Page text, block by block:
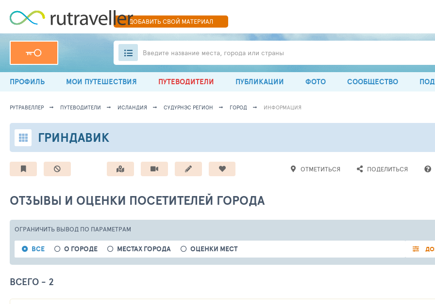
ДОБАВИТЬСВОЙ МАТЕРИАЛ
Введите название места, города или страны
ПРОФИЛЬ МОИ ПУТЕШЕСТВИЯ ПУТЕВОДИТЕЛИ ПУБЛИКАЦИИ ФОТО СООБЩЕСТВО
РУТРАВЕЛЛЕР ПУТЕВОДИТЕЛИ ИСЛАНДИЯ СУДУРНЭС РЕГИОН ГОРОД ИНФОРМАЦИЯ
ГРИНДАВИК
ОТМЕТИТЬСЯ ПОДЕЛИТЬСЯ
ОТЗЫВЫ И ОЦЕНКИ ПОСЕТИТЕЛЕЙ ГОРОДА
ОГРАНИЧИТЬ ВЫВОД ПО ПАРАМЕТРАМ
ВСЕ О ГОРОДЕ МЕСТАХ ГОРОДА ОЦЕНКИ МЕСТ
ВСЕГО - 2